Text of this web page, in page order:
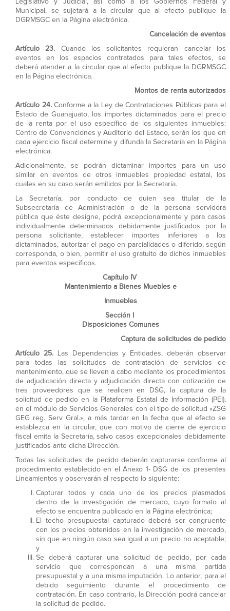
Legislativo y Judicial, así como a los Gobiernos Federal y
Municipal, se sujetará a la circular que al efecto publique la
DGRMSGC en la Página electrónica.
Cancelación de eventos
Artículo 23. Cuando los solicitantes requieran cancelar los
eventos en los espacios contratados para tales efectos, se
deberá atender a la circular que al efecto publique la DGRMSGC
en la Página electrónica.
Montos de renta autorizados
Artículo 24.Conforme a la Ley de Contrataciones Públicas para el
Estado de Guanajuato, los importes dictaminados para el precio
de la renta por el uso específico de los siguientes inmuebles:
Centro de Convenciones y Auditorio del Estado, serán los que en
cada ejercicio fiscal determine y difunda la Secretaría en la Página
electrónica.
Adicionalmente, se podrán dictaminar importes para un uso
similar en eventos de otros inmuebles propiedad estatal, los
cuales en su caso serán emitidos por la Secretaría.
La Secretaría, por conducto de quien sea titular de la
Subsecretaría de Administración o de la persona servidora
pública que éste designe, podrá excepcionalmente y para casos
individualmente determinados debidamente justificados por la
persona solicitante, establecer importes inferiores a los
dictaminados, autorizar el pago en parcialidades o diferido, según
corresponda, o bien, permitir el uso gratuito de dichos inmuebles
para eventos específicos.
Capítulo IV
Mantenimiento a Bienes Muebles e
Inmuebles
Sección I
Disposiciones Comunes
Captura de solicitudes de pedido
Artículo 25.
Las Dependencias y Entidades, deberán observar
para todas las solicitudes de contratación de servicios de
mantenimiento, que se lleven a cabo mediante los procedimientos
de adjudicación directa y adjudicación directa con cotización de
tres proveedores que se realicen en DSG, la captura de la
solicitud de pedido en la Plataforma Estatal de Información (PEI),
en el módulo de Servicios Generales con el tipo de solicitud «ZSG
GEG reg. Serv Gral.», a más tardar en la fecha que al efecto se
establezca en la circular, que con motivo de cierre de ejercicio
fiscal emita la Secretaría, salvo casos excepcionales debidamente
justificados ante dicha Dirección.
Todas las solicitudes de pedido deberán capturarse conforme al
procedimiento establecido en el Anexo 1- DSG de los presentes
Lineamientos y observarán al respecto lo siguiente:
Capturar todos y cada uno de los precios plasmados
dentro de la investigación de mercado, cuyo formato al
efecto se encuentra publicado en la Página electrónica;
El techo presupuestal capturado deberá ser congruente
con los precios obtenidos en la investigación de mercado,
sin que en ningún caso sea igual a un precio no aceptable;
y
Se deberá capturar una solicitud de pedido, por cada
servicio que correspondan a una misma partida
presupuestal y a una misma imputación. Lo anterior, para el
debido seguimiento durante el procedimiento de
contratación. En caso contrario, la Dirección podrá cancelar
la solicitud de pedido.